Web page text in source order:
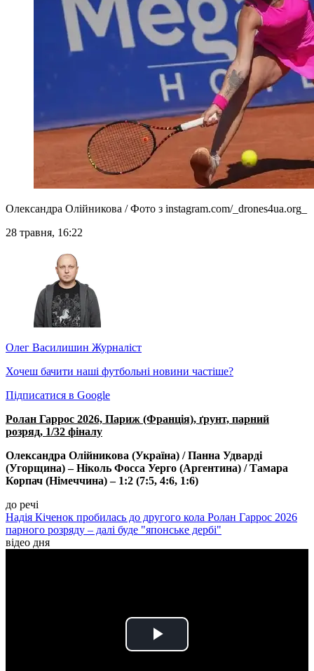
Олександра Олійникова / Фото з instagram.com/_drones4ua.org_
28 травня, 16:22
Олег Василишин Журналіст
Хочеш бачити наші футбольні новини частіше?
Підписатися в Google
Ролан Гаррос 2026, Париж (Франція), ґрунт, парний
розряд, 1/32 фіналу
Олександра Олійникова (Україна) / Панна Удварді
(Угорщина) – Ніколь Фосса Уерго (Аргентина) / Тамара
Корпач (Німеччина) – 1:2 (7:5, 4:6, 1:6)
до речі
Надія Кіченок пробилась до другого кола Ролан Гаррос 2026
парного розряду – далі буде "японське дербі"
відео дня
Play